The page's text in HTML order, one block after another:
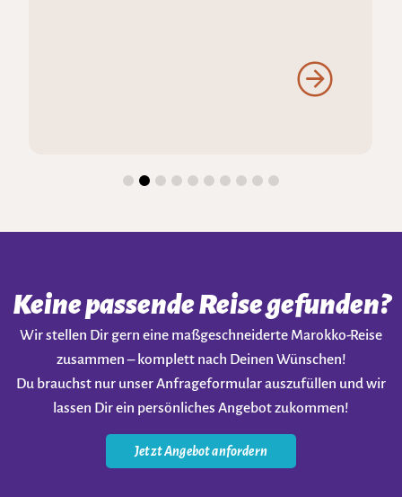
Keine passende Reise gefunden?
Wir stellen Dir gern eine maßgeschneiderte Marokko-Reise
zusammen – komplett nach Deinen Wünschen!
Du brauchst nur unser Anfrageformular auszufüllen und wir
lassen Dir ein persönliches Angebot zukommen!
Jetzt Angebot anfordern